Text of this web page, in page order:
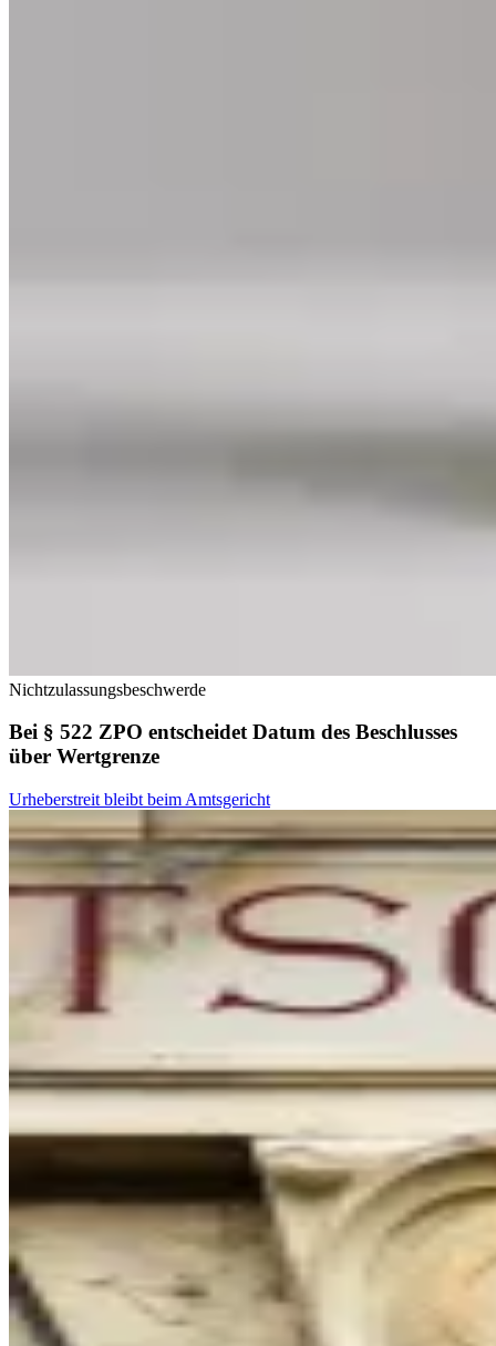
Nichtzulassungsbeschwerde
Bei § 522 ZPO entscheidet Datum des Beschlusses
über Wertgrenze
Urheberstreit bleibt beim Amtsgericht